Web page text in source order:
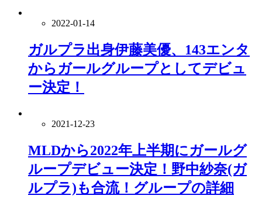
2022-01-14
ガルプラ出身伊藤美優、143エンタ
からガールグループとしてデビュ
ー決定！
2021-12-23
MLDから2022年上半期にガールグ
ループデビュー決定！野中紗奈(ガ
ルプラ)も合流！グループの詳細